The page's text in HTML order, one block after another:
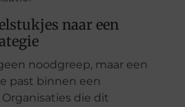
naar een
noodgreep, maar een
past binnen een
die dit